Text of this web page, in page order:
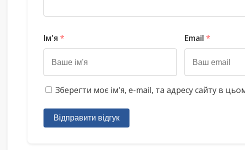
Ім'я * Email *
Зберегти моє ім'я, e-mail, та адресу сайту в
Відправити відгук